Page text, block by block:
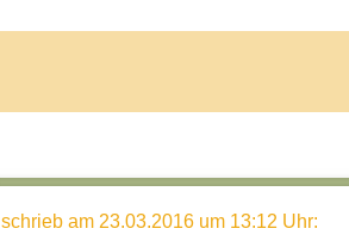
schrieb am 23.03.2016 um 13:12 Uhr: